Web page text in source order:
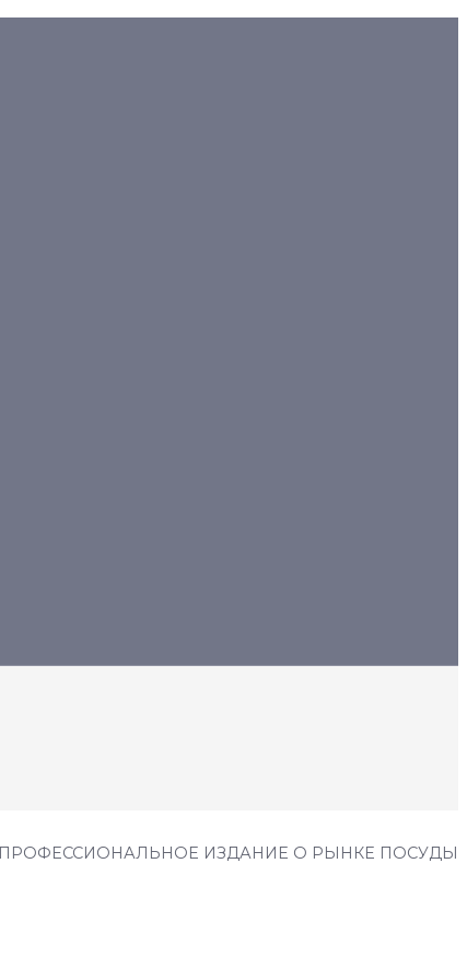
ПРОФЕССИОНАЛЬНОЕ ИЗДАНИЕ О РЫНКЕ ПОСУДЫ